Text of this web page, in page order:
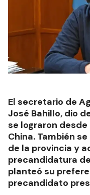
El secretario de
José Bahillo, dio
se lograron
China. También
de la provincia y
precandidatura
planteó su
precandidato